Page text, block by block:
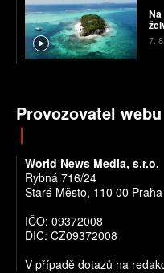
7.
Provozovatel webu
World News Media, s.r.o.
Rybná 716/24
Staré Město, 110 00 Praha
IČO: 09372008
DIČ: CZ09372008
V případě dotazů na